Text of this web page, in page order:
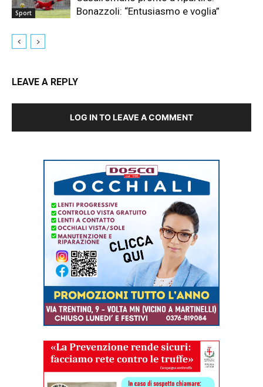
Sport
Bonazzoli: “Entusiasmo e voglia”
LEAVE A REPLY
LOG IN TO LEAVE A COMMENT